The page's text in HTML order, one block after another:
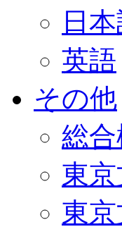
日
英語
その他
総
東
東